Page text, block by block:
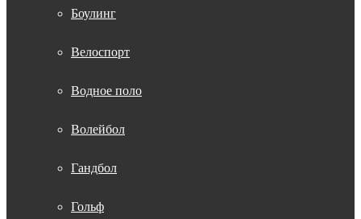
Боулинг
Велоспорт
Водное поло
Волейбол
Гандбол
Гольф